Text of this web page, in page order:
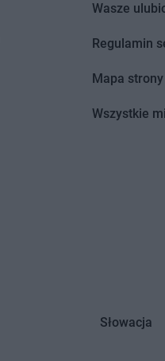
Wasze
Regulamin
Mapa strony
Wszystkie
Słowacja